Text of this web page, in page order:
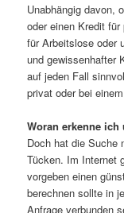
Unabhängig davon,
oder einen Kredit
für Arbeitslose oder
und gewissenhafter
auf jeden Fall
privat oder bei
Woran erkenne
Doch hat die Suche
Tücken. Im Internet
vorgeben einen
berechnen sollte in
Anfrage verbunden